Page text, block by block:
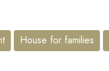
House for families